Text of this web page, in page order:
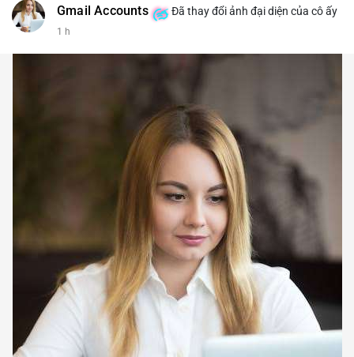
Gmail Accounts Đã thay đổi ảnh đại diện của cô ấy
1 h